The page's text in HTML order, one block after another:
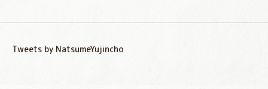
Tweets by NatsumeYujincho